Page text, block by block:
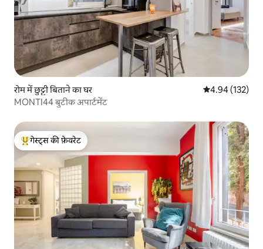
रोम में छुट्टी बिताने का घर औसत रेटिंग 5 में से
4.94 (132)
MONTI44 बुटीक अपार्टमेंट
गेस्ट्स का टॉप फ़ेवरेट
गेस्ट्स की फ़ेवरेट